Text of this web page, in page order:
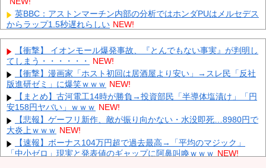
英BBC：アストンマーチン内部の分析ではホンダPUはメルセデス
からラップ1.5秒遅れらしい NEW!
元日向坂46・松田好花、食中毒で「腹痛とおう吐と下痢が止まら
ない」原因は夏の風物詩だった NEW!
中国人のリウさん、新エネ車で国境越えたら遠隔操作で30時間ロ
ックされる！ NEW!
中国「大洪水！」中国ダム「決壊」地元民「公式発表より死者多
い！」中国政府「住民拘束！（安否不明」中国当局「救助隊動画も
削除」台風13号「三峡ダム接近中」→
かつて650万部を誇った「週刊少年ジャンプ」、発行部数が初の
100万部割れ
NEW!
【速報】 記者「中革連は食料品消費税ゼロを公約に掲げていた
が？」→階猛氏「そ、それは財源確保という条件付き」 NEW!
【衝撃】 イオンモール爆発事故、『とんでもない事実』が判明し
てしまう・・・・・・
NEW!
【衝撃】漫画家「ホスト初回は居酒屋より安い」→スレ民「反社
版進研ゼミ」に爆笑ｗｗｗ NEW!
【まとめ】古河電工14時が勝負→投資部民「半導体塩漬け」「円
安158円ヤバい」ｗｗｗ NEW!
【悲報】ゲーフリ新作、敵が振り向かない・水没即死…8980円で
大炎上ｗｗｗ NEW!
【速報】ボーナス104万円超で過去最高→「平均のマジック」
「中小ゼロ」現実と発表値のギャップに阿鼻叫喚ｗｗｗ NEW!